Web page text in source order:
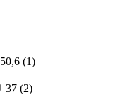
50,6 (1)
37 (2)